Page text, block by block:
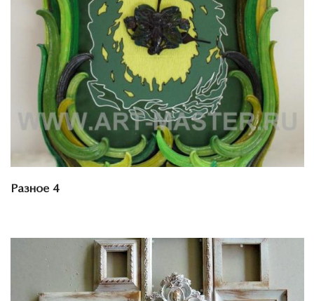
Смотреть проект
Разное 4